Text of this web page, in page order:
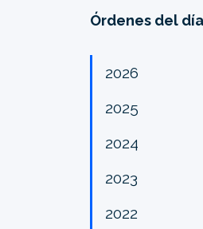
Órdenes del día
2026
2025
2024
2023
2022